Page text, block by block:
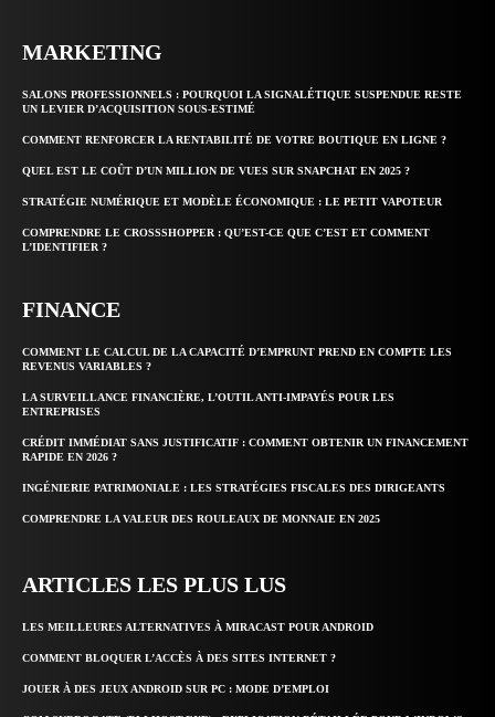
MARKETING
SALONS PROFESSIONNELS : POURQUOI LA SIGNALÉTIQUE SUSPENDUE RESTE
UN LEVIER D’ACQUISITION SOUS-ESTIMÉ
COMMENT RENFORCER LA RENTABILITÉ DE VOTRE BOUTIQUE EN LIGNE ?
QUEL EST LE COÛT D’UN MILLION DE VUES SUR SNAPCHAT EN 2025 ?
STRATÉGIE NUMÉRIQUE ET MODÈLE ÉCONOMIQUE : LE PETIT VAPOTEUR
COMPRENDRE LE CROSSSHOPPER : QU’EST-CE QUE C’EST ET COMMENT
L’IDENTIFIER ?
FINANCE
COMMENT LE CALCUL DE LA CAPACITÉ D’EMPRUNT PREND EN COMPTE LES
REVENUS VARIABLES ?
LA SURVEILLANCE FINANCIÈRE, L’OUTIL ANTI-IMPAYÉS POUR LES
ENTREPRISES
CRÉDIT IMMÉDIAT SANS JUSTIFICATIF : COMMENT OBTENIR UN FINANCEMENT
RAPIDE EN 2026 ?
INGÉNIERIE PATRIMONIALE : LES STRATÉGIES FISCALES DES DIRIGEANTS
COMPRENDRE LA VALEUR DES ROULEAUX DE MONNAIE EN 2025
ARTICLES LES PLUS LUS
LES MEILLEURES ALTERNATIVES À MIRACAST POUR ANDROID
COMMENT BLOQUER L’ACCÈS À DES SITES INTERNET ?
JOUER À DES JEUX ANDROID SUR PC : MODE D’EMPLOI